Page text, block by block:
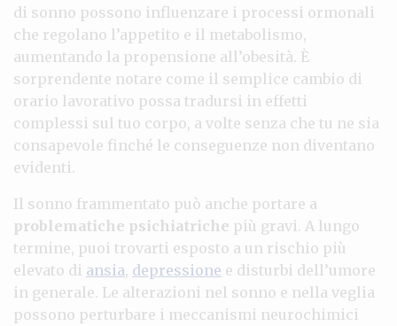
di sonno possono influenzare i processi ormonali
che regolano l’appetito e il metabolismo,
aumentando la propensione all’obesità. È
sorprendente notare come il semplice cambio di
orario lavorativo possa tradursi in effetti
complessi sul tuo corpo, a volte senza che tu ne sia
consapevole finché le conseguenze non diventano
evidenti.
Il sonno frammentato può anche portare a
problematiche psichiatriche più gravi. A lungo
termine, puoi trovarti esposto a un rischio più
elevato di ansia, depressione e disturbi dell’umore
in generale. Le alterazioni nel sonno e nella veglia
possono perturbare i meccanismi neurochimici